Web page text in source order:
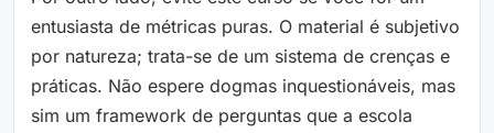
entusiasta de métricas puras. O material é subjetivo
por natureza; trata-se de um sistema de crenças e
práticas. Não espere dogmas inquestionáveis, mas
sim um framework de perguntas que a escola